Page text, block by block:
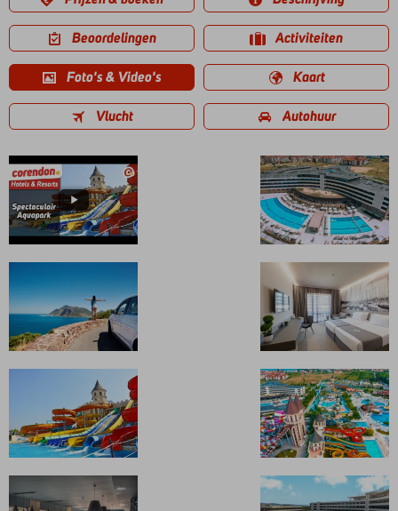
Beoordelingen Activiteiten
Foto's & Video's Kaart
Vlucht Autohuur